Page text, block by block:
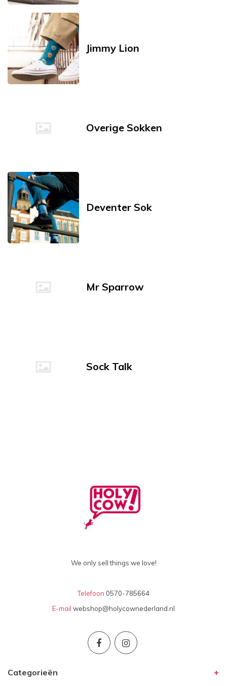
Jimmy Lion
Overige Sokken
Deventer Sok
Mr Sparrow
Sock Talk
We only sell things we love!
Telefoon 0570-785664
E-mail webshop@holycownederland.nl
Categorieën